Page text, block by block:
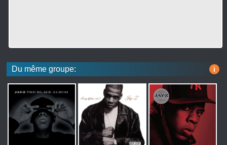
Du même groupe: i